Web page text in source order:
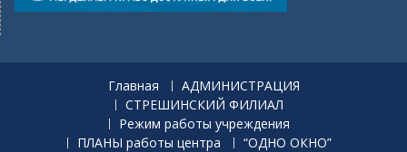
Главная
АДМИНИСТРАЦИЯ
СТРЕШИНСКИЙ ФИЛИАЛ
Режим работы учреждения
ПЛАНЫ работы центра
“ОДНО ОКНО”